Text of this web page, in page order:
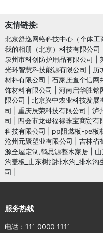
友情链接:
北京舒逸网络科技中心（个体工
我的相册（北京）科技有限公司
泉州市科创防护用品有限公司
光环智慧科技能源有限公司
历
材料有限公司
石家庄查个信网
饰材料有限公司
河南启华胜铭
限公司
北京兴中农业科技发展
司
重庆辰荣科技有限公司
泸
司
四会市龙母福禄珠宝商贸有
科技有限公司
pp阻燃板-pe板
沧州元聚塑业有限公司
吉林省
源全屋定制,鹤思源整木家居
沟盖板_山东树脂排水沟_排水
司
服务热线
电话：111 0000 1111